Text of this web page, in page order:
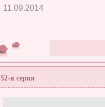
11.09.2014
52-я серия